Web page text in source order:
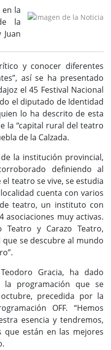
la
la
Juan
y conocer diferentes
así se ha presentado
el 45 Festival Nacional
el diputado de Identidad
lo ha descrito de esta
la “capital rural del teatro
de la Calzada.
la institución provincial,
definiendo al
teatro se vive, se estudia
cuenta con varios
teatro, un instituto con
asociaciones muy activas.
Teatro y Carazo Teatro,
que se descubre al mundo
Gracia, ha dado
la programación que se
precedida por la
OFF. “Hemos
esencia y tendremos,
que están en las mejores